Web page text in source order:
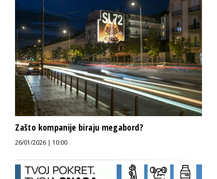
Zašto kompanije biraju megabord?
26/01/2026 | 10:00